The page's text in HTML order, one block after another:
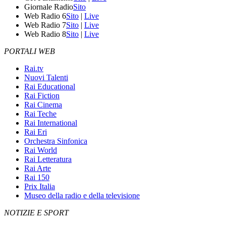
Giornale RadioSito
Web Radio 6Sito | Live
Web Radio 7Sito | Live
Web Radio 8Sito | Live
PORTALI WEB
Rai.tv
Nuovi Talenti
Rai Educational
Rai Fiction
Rai Cinema
Rai Teche
Rai International
Rai Eri
Orchestra Sinfonica
Rai World
Rai Letteratura
Rai Arte
Rai 150
Prix Italia
Museo della radio e della televisione
NOTIZIE E SPORT